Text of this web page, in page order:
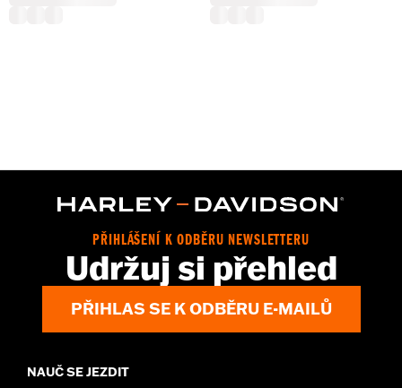
PŘIHLÁŠENÍ K ODBĚRU NEWSLETTERU
Udržuj si přehled
PŘIHLAS SE K ODBĚRU E-MAILŮ
NAUČ SE JEZDIT